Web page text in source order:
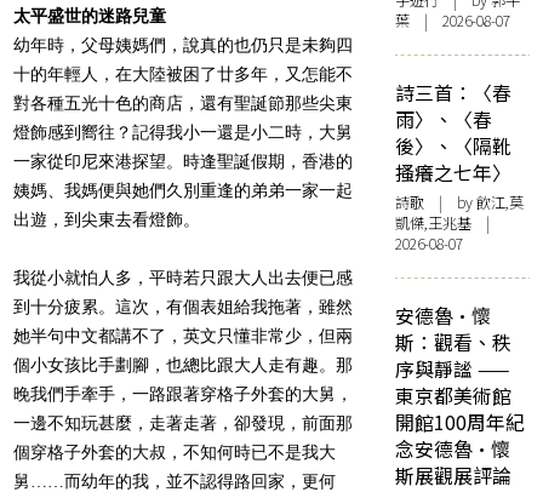
太平盛世的迷路兒童
幼年時，父母姨媽們，說真的也仍只是未夠四
十的年輕人，在大陸被困了廿多年，又怎能不
對各種五光十色的商店，還有聖誕節那些尖東
燈飾感到嚮往？記得我小一還是小二時，大舅
一家從印尼來港探望。時逢聖誕假期，香港的
姨媽、我媽便與她們久別重逢的弟弟一家一起
出遊，到尖東去看燈飾。
我從小就怕人多，平時若只跟大人出去便已感
到十分疲累。這次，有個表姐給我拖著，雖然
她半句中文都講不了，英文只懂非常少，但兩
個小女孩比手劃腳，也總比跟大人走有趣。那
晚我們手牽手，一路跟著穿格子外套的大舅，
一邊不知玩甚麼，走著走著，卻發現，前面那
個穿格子外套的大叔，不知何時已不是我大
舅……而幼年的我，並不認得路回家，更何
葉 | 2026-08-07
詩三首：〈春
雨〉、〈春
後〉、〈隔靴
搔癢之七年〉
詩歌 | by 飲江,莫
凱傑,王兆基 |
2026-08-07
安德魯·懷
斯：觀看、秩
序與靜謐 ——
東京都美術館
開館100周年紀
念安德魯·懷
斯展觀展評論